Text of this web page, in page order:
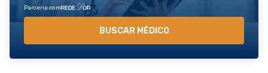
Parceria com
BUSCAR MÉDICO